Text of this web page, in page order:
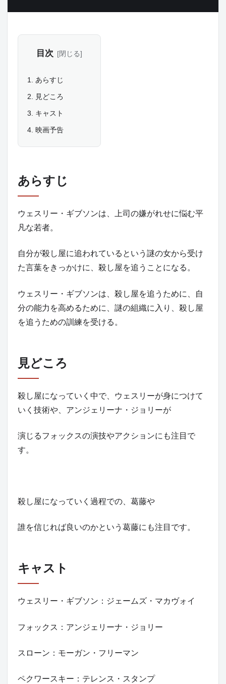
目次
あらすじ
見どころ
キャスト
映画予告
あらすじ
ウェスリー・ギブソンは、上司の嫌がれせに悩む平
凡な若者。
自分が殺し屋に追われているという謎の女から受け
た言葉をきっかけに、殺し屋を追うことになる。
ウェスリー・ギブソンは、殺し屋を追うために、自
分の能力を高めるために、謎の組織に入り、殺し屋
を追うための訓練を受ける。
見どころ
殺し屋になっていく中で、ウェスリーが身につけて
いく技術や、アンジェリーナ・ジョリーが
演じるフォックスの演技やアクションにも注目で
す。
殺し屋になっていく過程での、葛藤や
誰を信じれば良いのかという葛藤にも注目です。
キャスト
ウェスリー・ギブソン：ジェームズ・マカヴォイ
フォックス：アンジェリーナ・ジョリー
スローン：モーガン・フリーマン
ペクワースキー：テレンス・スタンプ